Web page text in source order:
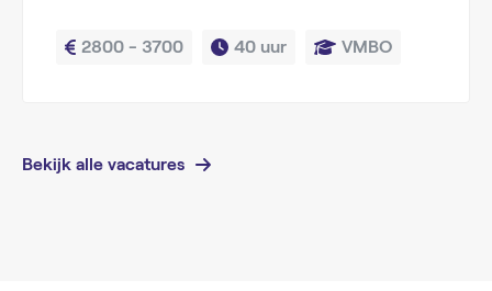
2800 - 3700 40 uur VMBO
Bekijk alle vacatures